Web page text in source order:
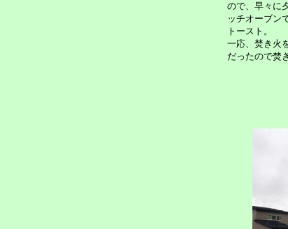
ので、早々に
ッチオーブン
トースト。
一応、焚き火
だったので焚